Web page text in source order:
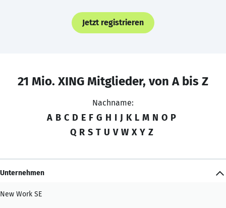
Jetzt registrieren
21 Mio. XING Mitglieder, von A bis Z
Nachname:
A B C D E F G H I J K L M N O P
Q R S T U V W X Y Z
Unternehmen
New Work SE